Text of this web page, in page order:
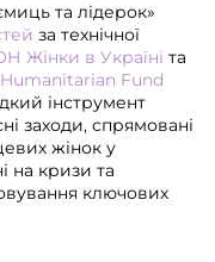
та лідерок»
за технічної
Жінки в Україні та
Fund
інструмент
заходи, спрямовані
жінок у
на кризи та
ключових